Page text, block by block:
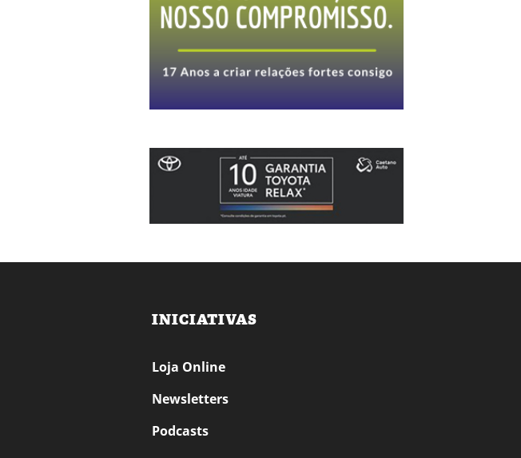
INICIATIVAS
Loja Online
Newsletters
Podcasts